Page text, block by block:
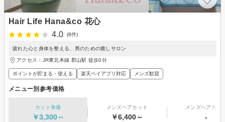
Hair Life Hana&co 花心
4.0
(8件)
疲れた心と身体を整える、男のための癒しサロン
アクセス：JR東北本線 郡山駅 徒歩0分
ポイントが貯まる・使える 楽天ペイアプリ対応 メンズ歓迎
メニュー別参考価格
カット単価
￥3,300～
メンズヘアカット
￥6,400～
メンズヘアカラ
-